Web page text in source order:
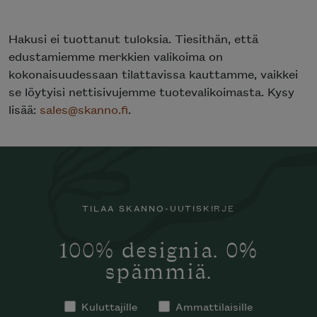
Hakusi ei tuottanut tuloksia. Tiesithän, että
edustamiemme merkkien valikoima on
kokonaisuudessaan tilattavissa kauttamme, vaikkei
se löytyisi nettisivujemme tuotevalikoimasta. Kysy
lisää: sales@skanno.fi.
TILAA SKANNO-UUTISKIRJE
100% designia. 0%
spämmiä.
Kuluttajille Ammattilaisille